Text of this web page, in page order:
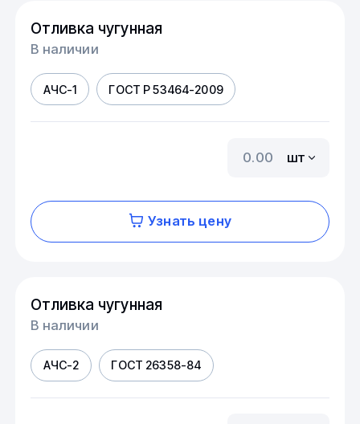
Отливка чугунная
В наличии
АЧС-1 ГОСТ Р 53464-2009
шт
Узнать цену
Отливка чугунная
В наличии
АЧС-2 ГОСТ 26358-84